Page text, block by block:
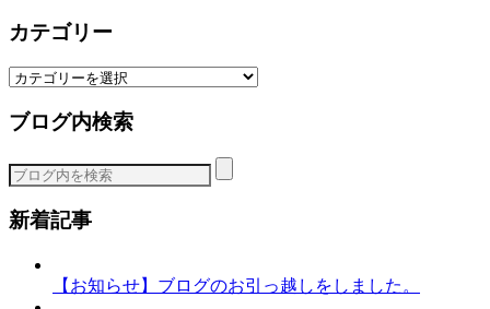
カテゴリー
カ
ゴ
ー
ブログ内検索
新着記事
【お知らせ】ブログのお引っ越しをしました。